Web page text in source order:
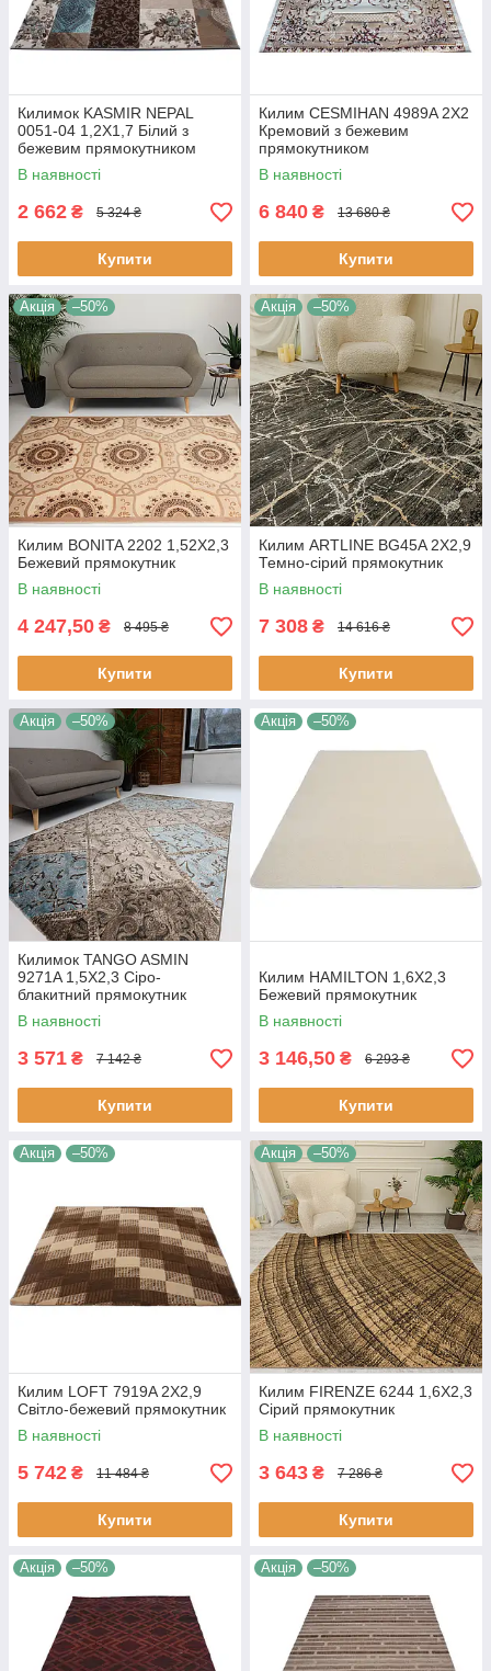
Килимок KASMIR NEPAL
0051-04 1,2Х1,7 Білий з
бежевим прямокутником
В наявності
2 662 ₴ 5 324 ₴
Купити
Килим CESMIHAN 4989A 2Х2
Кремовий з бежевим
прямокутником
В наявності
6 840 ₴ 13 680 ₴
Купити
Акція –50%
Килим BONITA 2202 1,52Х2,3
Бежевий прямокутник
В наявності
4 247,50 ₴ 8 495 ₴
Купити
Акція –50%
Килим ARTLINE BG45A 2Х2,9
Темно-сірий прямокутник
В наявності
7 308 ₴ 14 616 ₴
Купити
Акція –50%
Килимок TANGO ASMIN
9271A 1,5Х2,3 Сіро-
блакитний прямокутник
В наявності
3 571 ₴ 7 142 ₴
Купити
Акція –50%
Килим HAMILTON 1,6Х2,3
Бежевий прямокутник
В наявності
3 146,50 ₴ 6 293 ₴
Купити
Акція –50%
Килим LOFT 7919A 2Х2,9
Світло-бежевий прямокутник
В наявності
5 742 ₴ 11 484 ₴
Купити
Акція –50%
Килим FIRENZE 6244 1,6Х2,3
Сірий прямокутник
В наявності
3 643 ₴ 7 286 ₴
Купити
Акція –50% Акція –50%